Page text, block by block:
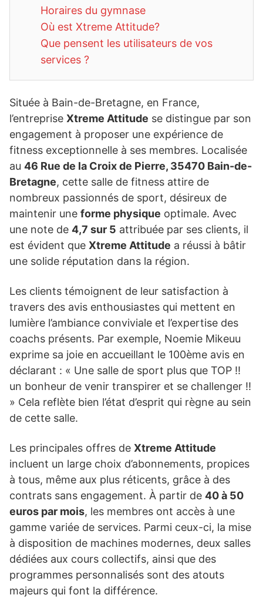
Horaires du gymnase
Où est Xtreme Attitude?
Que pensent les utilisateurs de vos
services ?
Située à Bain-de-Bretagne, en France,
l’entreprise Xtreme Attitude se distingue par son
engagement à proposer une expérience de
fitness exceptionnelle à ses membres. Localisée
au 46 Rue de la Croix de Pierre, 35470 Bain-de-
Bretagne, cette salle de fitness attire de
nombreux passionnés de sport, désireux de
maintenir une forme physique optimale. Avec
une note de 4,7 sur 5 attribuée par ses clients, il
est évident que Xtreme Attitude a réussi à bâtir
une solide réputation dans la région.
Les clients témoignent de leur satisfaction à
travers des avis enthousiastes qui mettent en
lumière l’ambiance conviviale et l’expertise des
coachs présents. Par exemple, Noemie Mikeuu
exprime sa joie en accueillant le 100ème avis en
déclarant : « Une salle de sport plus que TOP !!
un bonheur de venir transpirer et se challenger !!
» Cela reflète bien l’état d’esprit qui règne au sein
de cette salle.
Les principales offres de Xtreme Attitude
incluent un large choix d’abonnements, propices
à tous, même aux plus réticents, grâce à des
contrats sans engagement. À partir de 40 à 50
euros par mois, les membres ont accès à une
gamme variée de services. Parmi ceux-ci, la mise
à disposition de machines modernes, deux salles
dédiées aux cours collectifs, ainsi que des
programmes personnalisés sont des atouts
majeurs qui font la différence.